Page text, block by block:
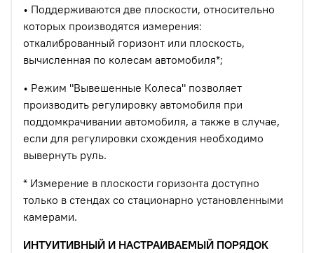
• Поддерживаются две плоскости, относительно
которых производятся измерения:
откалиброванный горизонт или плоскость,
вычисленная по колесам автомобиля*;
• Режим "Вывешенные Колеса" позволяет
производить регулировку автомобиля при
поддомкрачивании автомобиля, а также в случае,
если для регулировки схождения необходимо
вывернуть руль.
* Измерение в плоскости горизонта доступно
только в стендах со стационарно установленными
камерами.
ИНТУИТИВНЫЙ И НАСТРАИВАЕМЫЙ ПОРЯДОК